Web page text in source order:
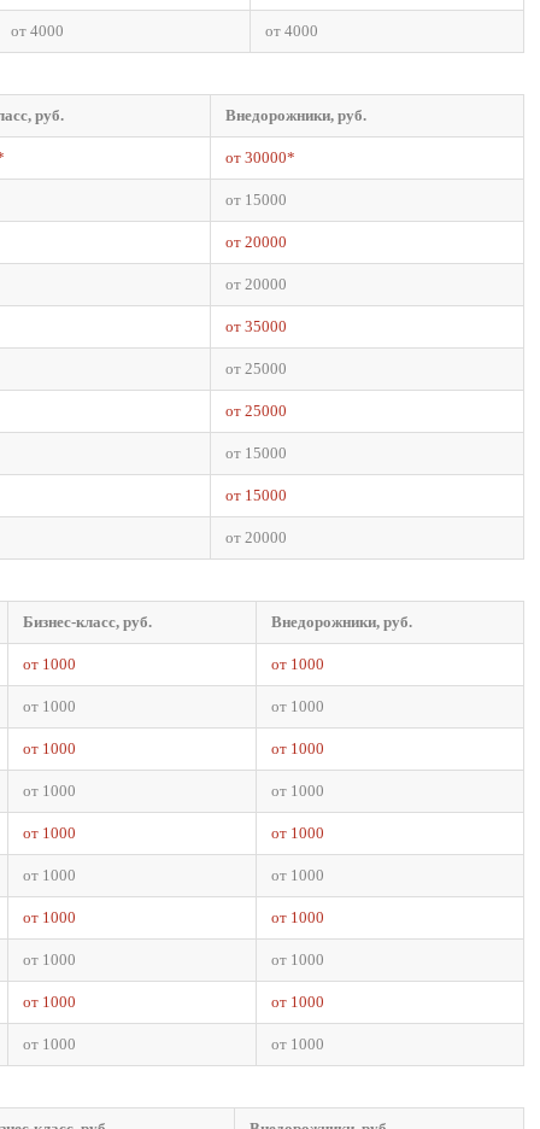
от 4000 от 4000
руб. Внедорожники, руб.
от 30000*
от 15000
от 20000
от 20000
от 35000
от 25000
от 25000
от 15000
от 15000
от 20000
Бизнес-класс, руб. Внедорожники, руб.
от 1000 от 1000
от 1000 от 1000
от 1000 от 1000
от 1000 от 1000
от 1000 от 1000
от 1000 от 1000
от 1000 от 1000
от 1000 от 1000
от 1000 от 1000
от 1000 от 1000